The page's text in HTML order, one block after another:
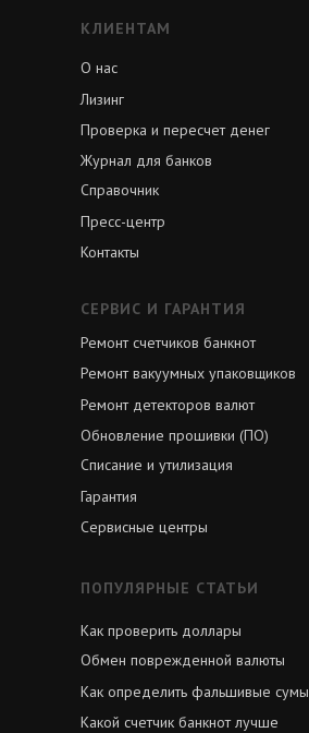
КЛИЕНТАМ
О нас
ПОПУЛЯРНЫЕ СТАТЬИ
Как проверить доллары
СЕРВИС И ГАРАНТИЯ
Лизинг
Ремонт счетчиков банкнот
Журнал для банков
Справочник
Пресс-центр
Обмен поврежденной валюты
Как определить фальшивые сумы
Какой счетчик банкнот лучше
Контакты
Ремонт вакуумных упаковщиков
Ремонт детекторов валют
Обновление прошивки (ПО)
Списание и утилизация
Гарантия
Проверка и пересчет денег
Сервисные центры